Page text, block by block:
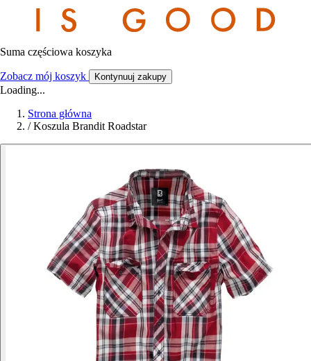
Suma częściowa koszyka
Zobacz mój koszyk Kontynuuj zakupy
Loading...
Strona główna
/ Koszula Brandit Roadstar